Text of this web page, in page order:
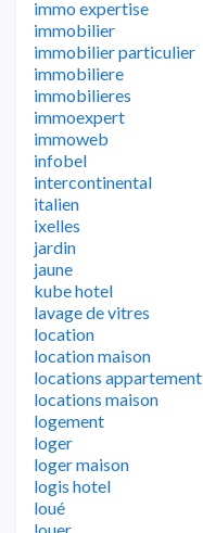
immo expertise
immobilier
immobilier particulier
immobiliere
immobilieres
immoexpert
immoweb
infobel
intercontinental
italien
ixelles
jardin
jaune
kube hotel
lavage de vitres
location
location maison
locations appartement
locations maison
logement
loger
loger maison
logis hotel
loué